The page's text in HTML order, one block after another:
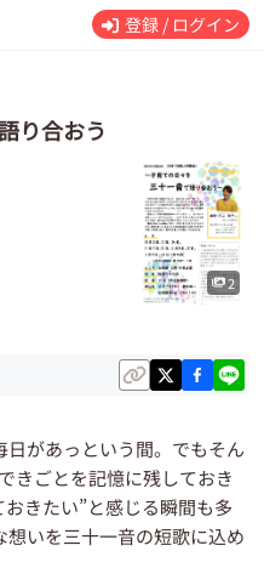
登録 / ログイン
り合おう
2
があっという間。でもそん
きごとを記憶に残しておき
きたい”と感じる瞬間も多
いを三十一音の短歌に込め